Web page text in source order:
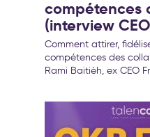
compétences
(interview
Comment attirer,
compétences des
Rami Baitièh, ex CEO